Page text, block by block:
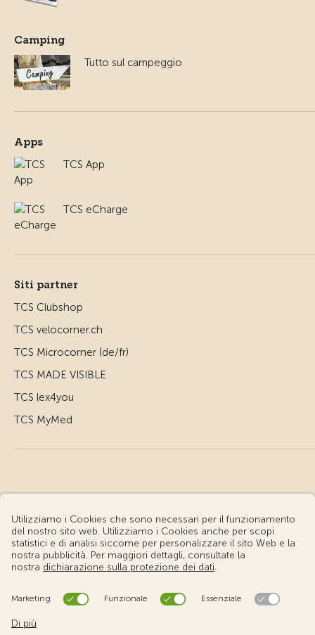
Camping
Tutto sul campeggio
Apps
TCS App
TCS eCharge
Siti partner
TCS Clubshop
TCS velocorner.ch
TCS Microcorner (de/fr)
TCS MADE VISIBLE
TCS lex4you
TCS MyMed
© Touring Club Svizzero
Condizioni d'uso – Informazioni giuridiche